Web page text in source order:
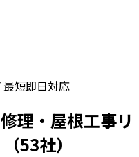
短即日対応
理・屋根工事リ
（53社）